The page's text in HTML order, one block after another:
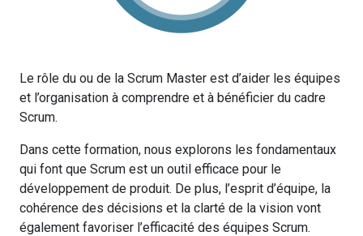
Le rôle du ou de la Scrum Master est d’aider les équipes
et l’organisation à comprendre et à bénéficier du cadre
Scrum.
Dans cette formation, nous explorons les fondamentaux
qui font que Scrum est un outil efficace pour le
développement de produit. De plus, l’esprit d’équipe, la
cohérence des décisions et la clarté de la vision vont
également favoriser l’efficacité des équipes Scrum.